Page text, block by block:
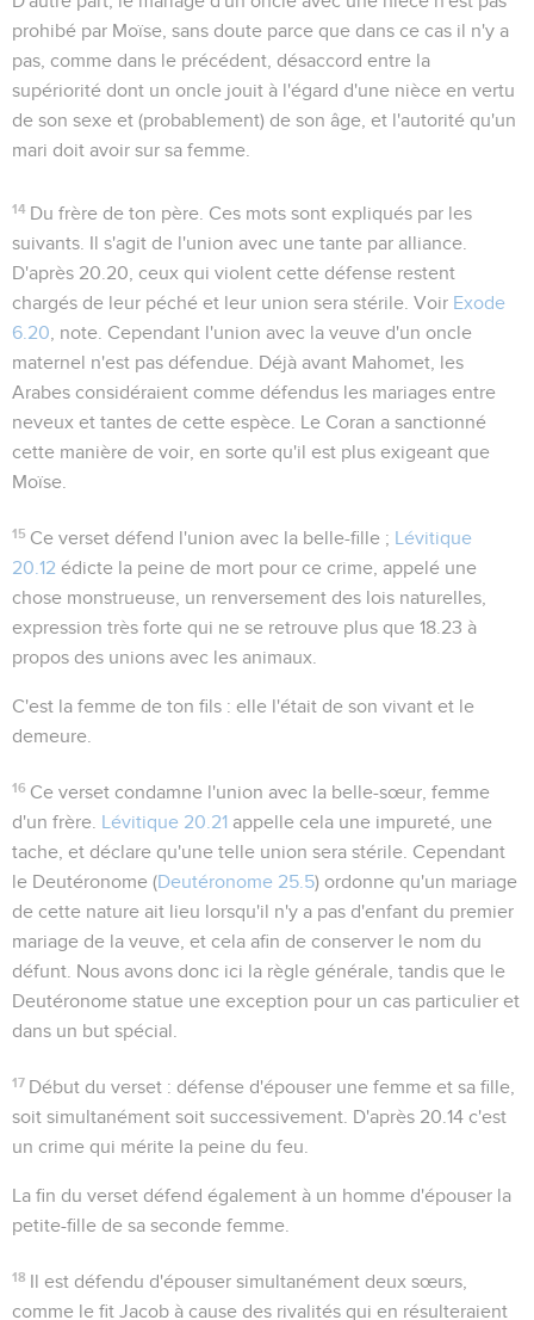
prohibé par Moïse, sans doute parce que dans ce cas il n'y a
pas, comme dans le précédent, désaccord entre la
supériorité dont un oncle jouit à l'égard d'une nièce en vertu
de son sexe et (probablement) de son âge, et l'autorité qu'un
mari doit avoir sur sa femme.
14 Du frère de ton père . Ces mots sont expliqués par les
suivants. Il s'agit de l'union avec une tante par alliance
D'après 20.20 , ceux qui violent cette défense restent
chargés de leur péché et leur union sera stérile. Voir Exode
6.20 , note. Cependant l'union avec la veuve d'un oncle
maternel n'est pas défendue. Déjà avant Mahomet, les
Arabes considéraient comme défendus les mariages entre
neveux et tantes de cette espèce. Le Coran a sanctionné
cette manière de voir, en sorte qu'il est plus exigeant que
Moïse.
15 Ce verset défend l'union avec la belle-fille ; Lévitique
20.12 édicte la peine de mort pour ce crime, appelé une
chose monstrueuse, un renversement des lois naturelles,
expression très forte qui ne se retrouve plus que 18.23 à
propos des unions avec les animaux.
C'est la femme de ton fils : elle l'était de son vivant et le
demeure.
16 Ce verset condamne l'union avec la belle-sœur, femme
d'un frère. Lévitique 20.21 appelle cela une impureté, une
tache, et déclare qu'une telle union sera stérile. Cependant
le Deutéronome (Deutéronome 25.5) ordonne qu'un mariage
de cette nature ait lieu lorsqu'il n'y a pas d'enfant du premier
mariage de la veuve, et cela afin de conserver le nom du
défunt. Nous avons donc ici la règle générale, tandis que le
Deutéronome statue une exception pour un cas particulier et
dans un but spécial.
17 Début du verset : défense d'épouser une femme et sa fille,
soit simultanément soit successivement. D'après 20.14 c'est
un crime qui mérite la peine du feu.
La fin du verset défend également à un homme d'épouser la
petite-fille de sa seconde femme
18 Il est défendu d'épouser simultanément deux sœurs,
comme le fit Jacob à cause des rivalités qui en résulteraient